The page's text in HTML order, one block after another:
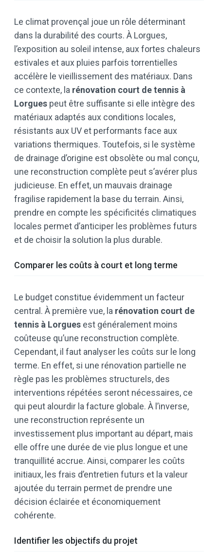
Le climat provençal joue un rôle déterminant
dans la durabilité des courts. À Lorgues,
l’exposition au soleil intense, aux fortes chaleurs
estivales et aux pluies parfois torrentielles
accélère le vieillissement des matériaux. Dans
ce contexte, la rénovation court de tennis à
Lorgues peut être suffisante si elle intègre des
matériaux adaptés aux conditions locales,
résistants aux UV et performants face aux
variations thermiques. Toutefois, si le système
de drainage d’origine est obsolète ou mal conçu,
une reconstruction complète peut s’avérer plus
judicieuse. En effet, un mauvais drainage
fragilise rapidement la base du terrain. Ainsi,
prendre en compte les spécificités climatiques
locales permet d’anticiper les problèmes futurs
et de choisir la solution la plus durable.
Comparer les coûts à court et long terme
Le budget constitue évidemment un facteur
central. À première vue, la rénovation court de
tennis à Lorgues est généralement moins
coûteuse qu’une reconstruction complète.
Cependant, il faut analyser les coûts sur le long
terme. En effet, si une rénovation partielle ne
règle pas les problèmes structurels, des
interventions répétées seront nécessaires, ce
qui peut alourdir la facture globale. À l’inverse,
une reconstruction représente un
investissement plus important au départ, mais
elle offre une durée de vie plus longue et une
tranquillité accrue. Ainsi, comparer les coûts
initiaux, les frais d’entretien futurs et la valeur
ajoutée du terrain permet de prendre une
décision éclairée et économiquement
cohérente.
Identifier les objectifs du projet